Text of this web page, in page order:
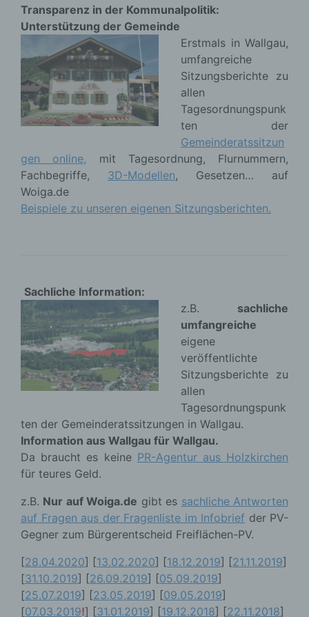
Transparenz in der Kommunalpolitik:
Unterstützung der Gemeinde
Erstmals in Wallgau,
umfangreiche
Sitzungsberichte zu
allen
Tagesordnungspunk
ten der
Gemeinderatssitzun
gen online, mit Tagesordnung, Flurnummern,
Fachbegriffe, 3D-Modellen, Gesetzen… auf
Woiga.de
Beispiele zu unseren eigenen Sitzungsberichten.
Sachliche Information:
z.B. sachliche
umfangreiche
eigene
veröffentlichte
Sitzungsberichte zu
allen
Tagesordnungspunk
ten der Gemeinderatssitzungen in Wallgau.
Information aus Wallgau für Wallgau.
Da braucht es keine PR-Agentur aus Holzkirchen
für teures Geld.
z.B. Nur auf Woiga.de gibt es sachliche Antworten
auf Fragen aus der Fragenliste im Infobrief der PV-
Gegner zum Bürgerentscheid Freiflächen-PV.
[28.04.2020] [13.02.2020] [18.12.2019] [21.11.2019]
[31.10.2019] [26.09.2019] [05.09.2019]
[25.07.2019] [23.05,2019] [09.05.2019]
[07.03.2019!] [31.01.2019] [19.12.2018] [22.11.2018]